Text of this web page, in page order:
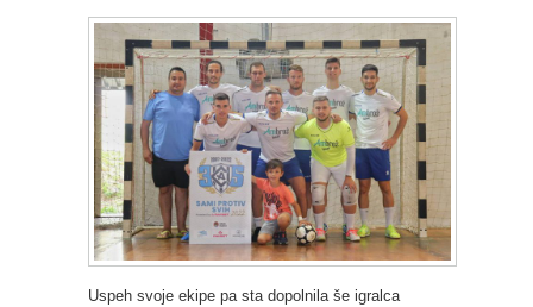
Uspeh svoje ekipe pa sta dopolnila še igralca